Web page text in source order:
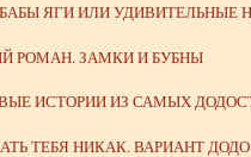
ЯГИ ИЛИ УДИВИТЕЛЬНЫЕ
РОМАН. ЗАМКИ И БУБНЫ
ИСТОРИИ ИЗ САМЫХ
ТЕБЯ НИКАК. ВАРИАНТ ДОДО